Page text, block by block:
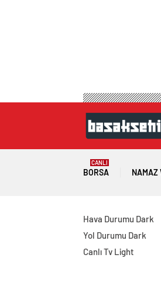
BORSA
CANLI
NAMAZ
Hava Durumu Dark
Yol Durumu Dark
Canlı Tv Light